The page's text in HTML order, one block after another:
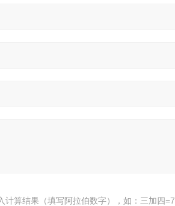
计算结果（填写阿拉伯数字），如：三加四=7